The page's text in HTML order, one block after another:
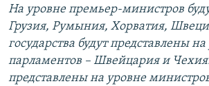
На уровне премьер-министров
Грузия, Румыния, Хорватия,
государства будут представлены на
парламентов – Швейцария и
представлены на уровне